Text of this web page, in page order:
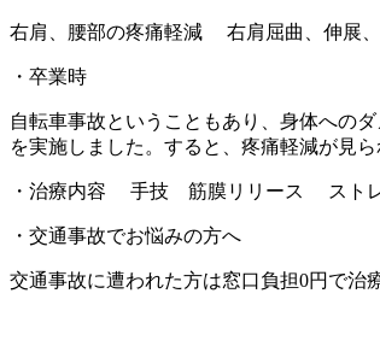
右肩、腰部の疼痛軽減 右肩屈曲、伸展
・卒業時
自転車事故ということもあり、身体への
を実施しました。すると、疼痛軽減が見
・治療内容 手技 筋膜リリース スト
・交通事故でお悩みの方へ
交通事故に遭われた方は窓口負担0円で治